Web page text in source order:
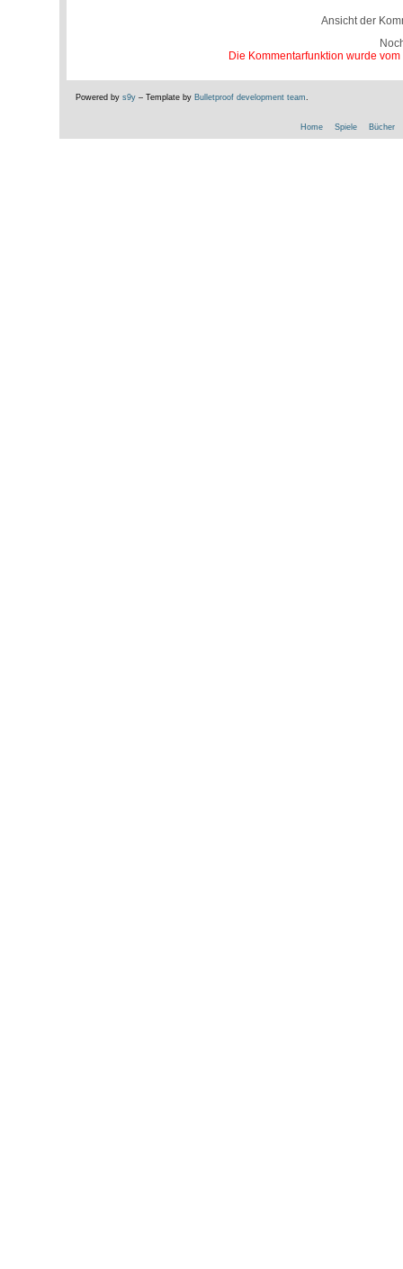
Ansicht der
Die Kommentarfunktion wurde
Powered by s9y– Template by Bulletproof development team
Home Spiele Bücher